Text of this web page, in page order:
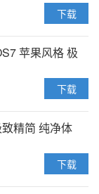
下载
苹果风格 极
下载
精简 纯净体
下载